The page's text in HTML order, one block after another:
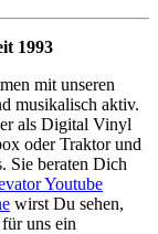
1993
mit unseren
musikalisch aktiv.
als Digital Vinyl
oder Traktor und
Sie beraten Dich
Youtube
wirst Du sehen,
uns ein